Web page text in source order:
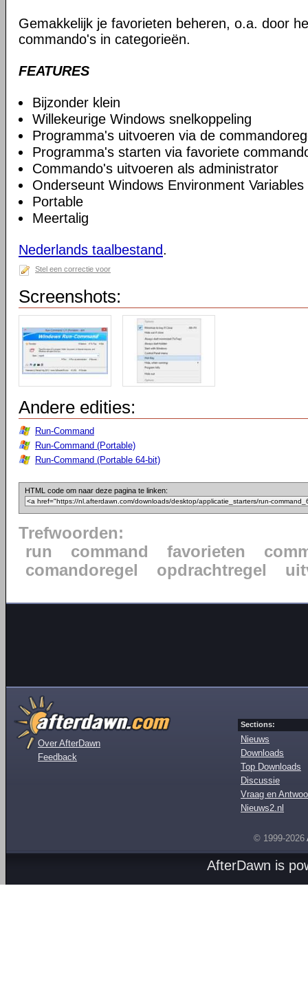
Gemakkelijk je favorieten beheren, o.a. door
commando's in categorieën.
FEATURES
Bijzonder klein
Willekeurige Windows snelkoppeling
Programma's uitvoeren via de
Programma's starten via favoriete
Commando's uitvoeren als administrator
Onderseunt Windows Environment Variables
Portable
Meertalig
Nederlands taalbestand.
Stel een correctie voor
Screenshots:
Andere edities:
Run-Command
Run-Command (Portable)
Run-Command (Portable 64-bit)
HTML code om naar deze pagina te linken:
Trefwoorden:
run
command favorieten
comandoregel
opdrachtregel
Over AfterDawn
Feedback
Sections:
Nieuws
Downloads
Top Downloads
Discussie
Vraag en
Nieuws2.nl
© 1999-2026
AfterDawn is